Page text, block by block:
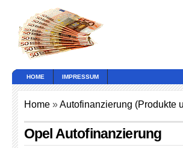
HOME IMPRESSUM
Home »Autofinanzierung (Produkte
Opel Autofinanzierung